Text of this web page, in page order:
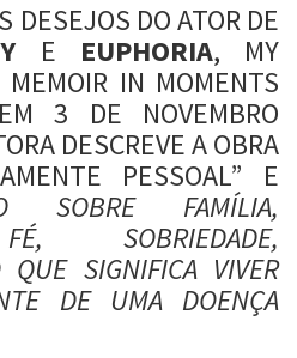
DESEJOS DO ATOR DE
E EUPHORIA, MY
IN MOMENTS
3 DE NOVEMBRO
DESCREVE A OBRA
PESSOAL” E
SOBRE FAMÍLIA,
SOBRIEDADE,
QUE SIGNIFICA VIVER
DE UMA DOENÇA